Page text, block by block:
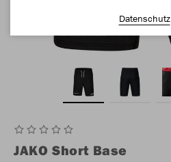
JAKO Short Base
Datenschutz